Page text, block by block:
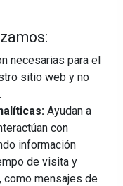
necesarias para el
sitio web y no
Ayudan a
con
información
de visita y
como mensajes de